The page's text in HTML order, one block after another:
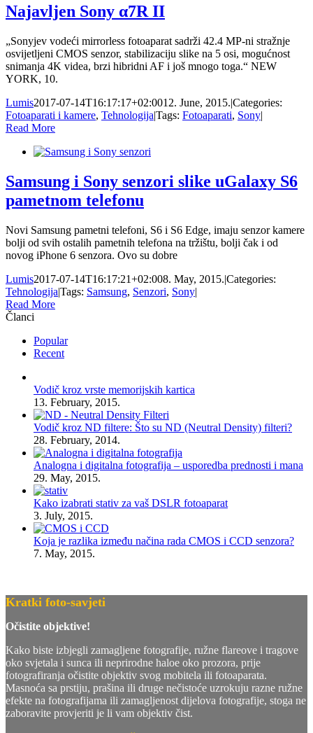
Najavljen Sony α7R II
„Sonyjev vodeći mirrorless fotoaparat sadrži 42.4 MP-ni stražnje
osvijetljeni CMOS senzor, stabilizaciju slike na 5 osi, mogućnost
snimanja 4K videa, brzi hibridni AF i još mnogo toga.“ NEW
YORK, 10.
Lumis2017-07-14T16:17:17+02:0012. June, 2015.|Categories:
Fotoaparati i kamere, Tehnologija|Tags: Fotoaparati, Sony|
Read More
Samsung i Sony senzori slike uGalaxy S6
pametnom telefonu
Novi Samsung pametni telefoni, S6 i S6 Edge, imaju senzor kamere
bolji od svih ostalih pametnih telefona na tržištu, bolji čak i od
novog iPhone 6 senzora. Ovo su dobre
Lumis2017-07-14T16:17:21+02:008. May, 2015.|Categories:
Tehnologija|Tags: Samsung, Senzori, Sony|
Read More
Članci
Popular
Recent
Vodič kroz vrste memorijskih kartica
13. February, 2015.
Vodič kroz ND filtere: Što su ND (Neutral Density) filteri?
28. February, 2014.
Analogna i digitalna fotografija – usporedba prednosti i mana
29. May, 2015.
Kako izabrati stativ za vaš DSLR fotoaparat
3. July, 2015.
Koja je razlika između načina rada CMOS i CCD senzora?
7. May, 2015.
Kratki foto-savjeti
Očistite objektive!
Kako biste izbjegli zamagljene fotografije, ružne flareove i tragove
oko svjetala i sunca ili neprirodne haloe oko prozora, prije
fotografiranja očistite objektiv svog mobitela ili fotoaparata.
Masnoća sa prstiju, prašina ili druge nečistoće uzrokuju razne ružne
efekte na fotografijama ili zamagljenost dijelova fotografije, stoga ne
zaboravite provjeriti je li vam objektiv čist.